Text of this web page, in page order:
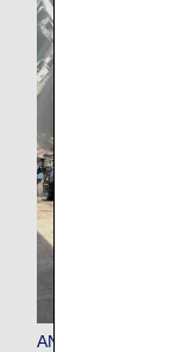
ANA デリー空港所